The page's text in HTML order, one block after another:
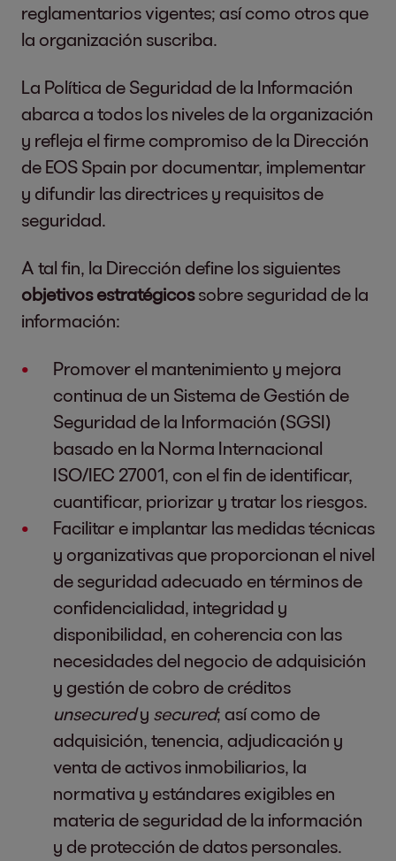
reglamentarios vigentes; así como otros que
la organización suscriba.
La Política de Seguridad de la Información
abarca a todos los niveles de la organización
y refleja el firme compromiso de la Dirección
de EOS Spain por documentar, implementar
y difundir las directrices y requisitos de
seguridad.
A tal fin, la Dirección define los siguientes
objetivos estratégicossobre seguridad de la
información:
Promover el mantenimiento y mejora
continua de un Sistema de Gestión de
Seguridad de la Información (SGSI)
basado en la Norma Internacional
ISO/IEC 27001, con el fin de identificar,
cuantificar, priorizar y tratar los riesgos.
Facilitar e implantar las medidas técnicas
y organizativas que proporcionan el nivel
de seguridad adecuado en términos de
confidencialidad, integridad y
disponibilidad, en coherencia con las
necesidades del negocio de adquisición
y gestión de cobro de créditos
unsecuredy secured; así como de
adquisición, tenencia, adjudicación y
venta de activos inmobiliarios, la
normativa y estándares exigibles en
materia de seguridad de la información
y de protección de datos personales.